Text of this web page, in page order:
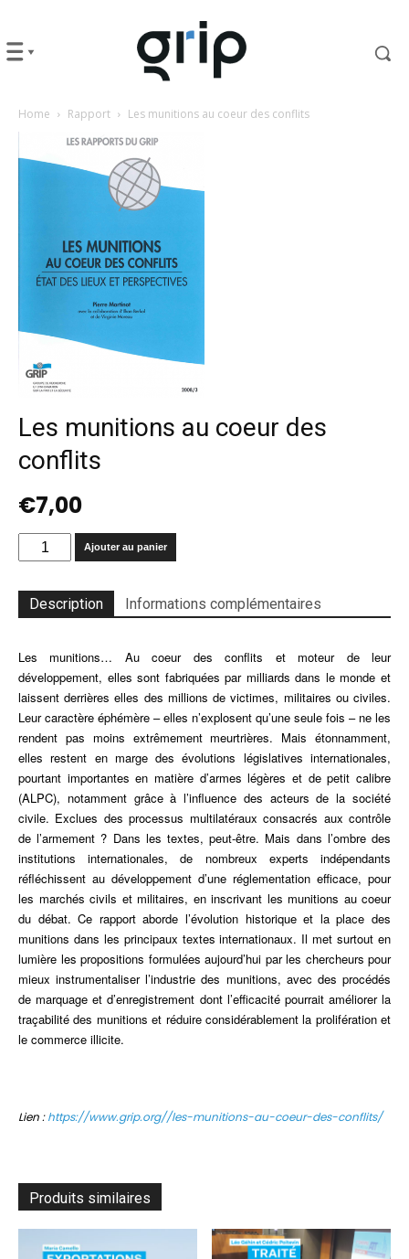
Home Rapport Les munitions au coeur des conflits
Les munitions au coeur des
conflits
€7,00
quantité
de
munitions
au
des
conflits
Ajouter au panier
Description Informations complémentaires
Les munitions… Au coeur des conflits et moteur de leur
développement, elles sont fabriquées par milliards dans le monde et
laissent derrières elles des millions de victimes, militaires ou civiles.
Leur caractère éphémère – elles n’explosent qu’une seule fois – ne les
rendent pas moins extrêmement meurtrières. Mais étonnamment,
elles restent en marge des évolutions législatives internationales,
pourtant importantes en matière d’armes légères et de petit calibre
(ALPC), notamment grâce à l’influence des acteurs de la société
civile. Exclues des processus multilatéraux consacrés aux contrôle
de l’armement ? Dans les textes, peut-être. Mais dans l’ombre des
institutions internationales, de nombreux experts indépendants
réfléchissent au développement d’une réglementation efficace, pour
les marchés civils et militaires, en inscrivant les munitions au coeur
du débat. Ce rapport aborde l’évolution historique et la place des
munitions dans les principaux textes internationaux. Il met surtout en
lumière les propositions formulées aujourd’hui par les chercheurs pour
mieux instrumentaliser l’industrie des munitions, avec des procédés
de marquage et d’enregistrement dont l’efficacité pourrait améliorer la
traçabilité des munitions et réduire considérablement la prolifération et
le commerce illicite.
Lien :https://www.grip.org//les-munitions-au-coeur-des-conflits/
Produits similaires